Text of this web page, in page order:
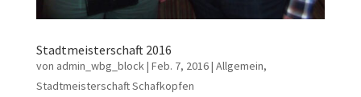
Stadtmeisterschaft 2016
von admin_wbg_block| Feb. 7, 2016| Allgemein,
Stadtmeisterschaft Schafkopfen